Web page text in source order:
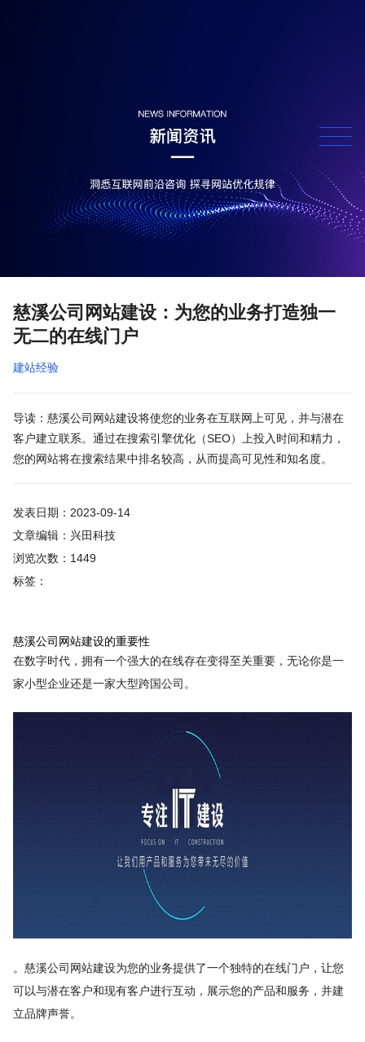
慈溪公司网站建设：为您的业务打造独一
无二的在线门户
建站经验
导读：慈溪公司网站建设将使您的业务在互联网上可见，并与潜在
客户建立联系。通过在搜索引擎优化（SEO）上投入时间和精力，
您的网站将在搜索结果中排名较高，从而提高可见性和知名度。
发表日期：2023-09-14
文章编辑：兴田科技
浏览次数：1449
标签：
慈溪公司网站建设的重要性
在数字时代，拥有一个强大的在线存在变得至关重要，无论你是一
家小型企业还是一家大型跨国公司。
。慈溪公司网站建设为您的业务提供了一个独特的在线门户，让您
可以与潜在客户和现有客户进行互动，展示您的产品和服务，并建
立品牌声誉。